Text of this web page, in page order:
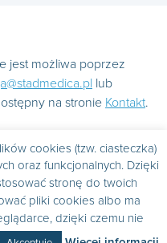
cookies (tzw. ciasteczka)
oraz funkcjonalnych. Dzięki
stronę do twoich
pliki cookies albo ma
dzięki czemu nie
jest możliwa poprzez
lub
na stronie Kontakt.